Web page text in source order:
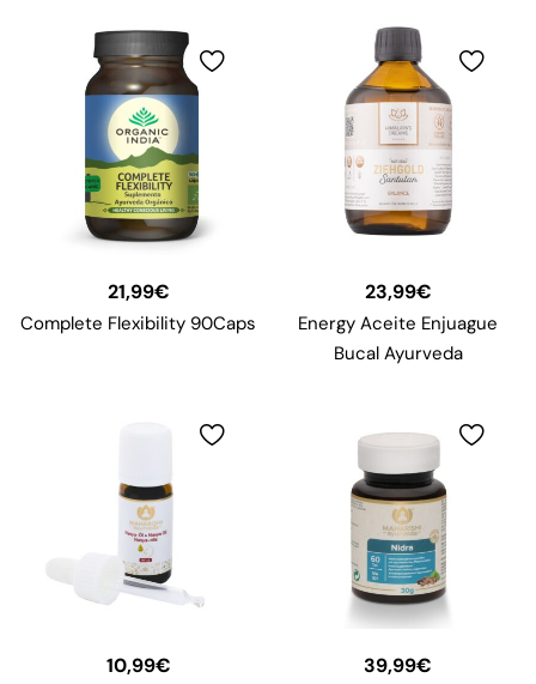
21,99€
Complete Flexibility 90Caps
23,99€
Energy Aceite Enjuague
Bucal Ayurveda
10,99€ 39,99€